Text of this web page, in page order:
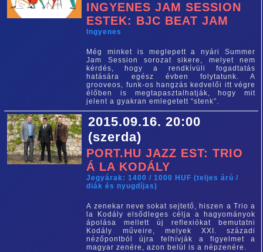
INGYENES JAM SESSION
ESTEK: BJC BEAT JAM
Ingyenes
Még minket is meglepett a nyári Summer
Jam Session sorozat sikere, melyet nem
kérdés, hogy a rendkívüli fogadtatás
hatására egész évben folytatunk. A
grooveos, funk-os hangzás kedvelői itt végre
élőben is megtapasztalhatják, hogy mit
jelent a gyakran emlegetett “stenk”.
2015.09.16. 20:00
(szerda)
PORT.HU JAZZ EST: TRIO
Á LA KODÁLY
Jegyárak: 1400 / 1000 HUF (teljes árú /
diák és nyugdíjas)
A zenekar neve sokat sejtető, hiszen a Trio a
la Kodály elsődleges célja a hagyományok
ápolása mellett új reflexiókat bemutatni
Kodály műveire, melyek XXI. századi
nézőpontból újra felhívják a figyelmet a
magyar zenére, azon belül is a népzenére.